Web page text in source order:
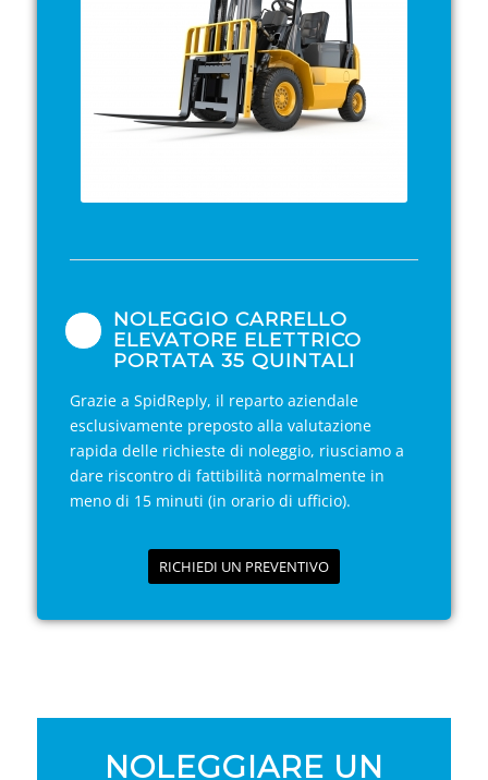
NOLEGGIO CARRELLO
ELEVATORE ELETTRICO
PORTATA 35 QUINTALI
Grazie a SpidReply, il reparto aziendale
esclusivamente preposto alla valutazione
rapida delle richieste di noleggio, riusciamo a
dare riscontro di fattibilità normalmente in
meno di 15 minuti (in orario di ufficio).
RICHIEDI UN PREVENTIVO
NOLEGGIARE UN